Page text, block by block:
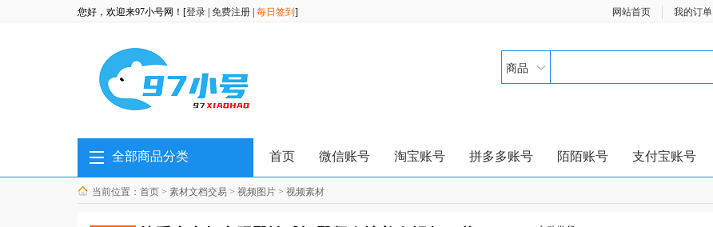
您好，欢迎来97小号网！[登录 免费注册 每日签到 ] 网站首页 我的订单
商品
全部商品分类 首页 微信账号 淘宝账号 拼多多账号 陌陌账号 支付宝账号
当前位置： 首页 > 素材文档交易 > 视频图片 > 视频素材